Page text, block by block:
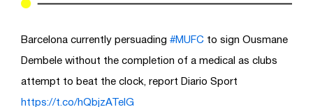
Barcelona currently persuading #MUFC to sign Ousmane
Dembele without the completion of a medical as clubs
attempt to beat the clock, report Diario Sport
https://t.co/hQbjzATelG